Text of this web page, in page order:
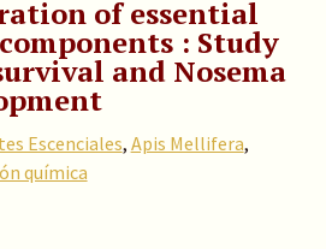
of essential
: Study
and Nosema
Escenciales, Apis Mellifera,
química